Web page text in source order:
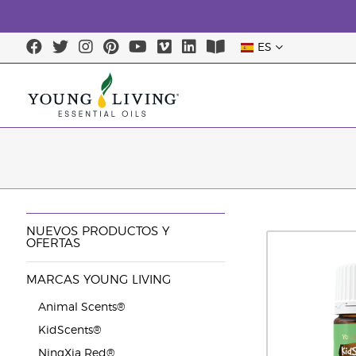
ES
NUEVOS PRODUCTOS Y
OFERTAS
MARCAS YOUNG LIVING
Animal Scents®
KidScents®
NingXia Red®